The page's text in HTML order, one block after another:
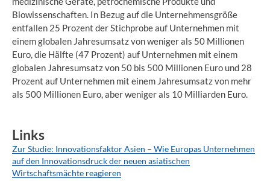
Biowissenschaften. In Bezug auf die Unternehmensgröße
entfallen 25 Prozent der Stichprobe auf Unternehmen mit
einem globalen Jahresumsatz von weniger als 50 Millionen
Euro, die Hälfte (47 Prozent) auf Unternehmen mit einem
globalen Jahresumsatz von 50 bis 500 Millionen Euro und 28
Prozent auf Unternehmen mit einem Jahresumsatz von mehr
als 500 Millionen Euro, aber weniger als 10 Milliarden Euro.
Links
Zur Studie: Innovationsfaktor Asien – Wie Europas Unternehmen
auf den Innovationsdruck der neuen asiatischen
Wirtschaftsmächte reagieren